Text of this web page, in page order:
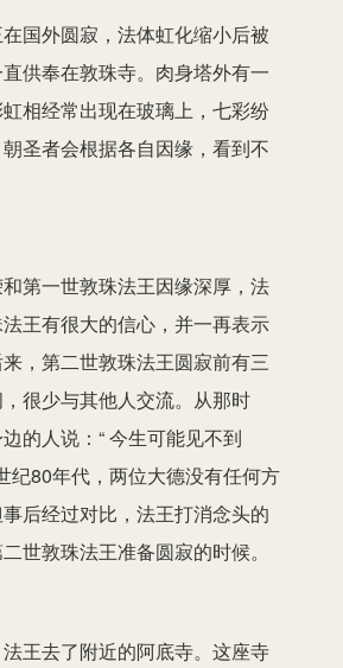
国外圆寂，法体虹化缩小后被
供奉在敦珠寺。肉身塔外有一
相经常出现在玻璃上，七彩纷
圣者会根据各自因缘，看到不
第一世敦珠法王因缘深厚，法
王有很大的信心，并一再表示
，第二世敦珠法王圆寂前有三
很少与其他人交流。从那时
的人说：“ 今生可能见不到
纪80年代，两位大德没有任何方
后经过对比，法王打消念头的
世敦珠法王准备圆寂的时候。
王去了附近的阿底寺。这座寺